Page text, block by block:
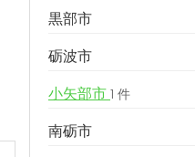
黒部市
砺波市
小矢部市 1 件
南砺市